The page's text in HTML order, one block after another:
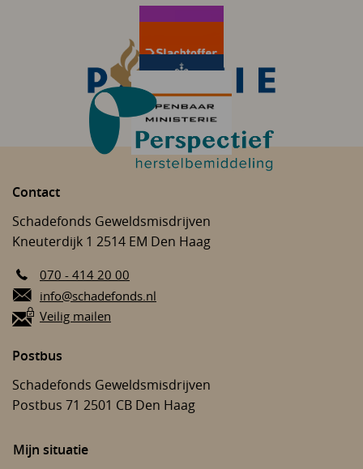
Slachtofferhulp Nederland biedt steun en bij het
aanvragen van een tegemoetkoming.
Op SlachtofferWijzer.nl vindt u een overzicht van
organisaties die u kunnen helpen.
Op politie.nl leest u wat uw rechten zijn en hoe u
aangifte kunt doen.
Op rijksoverheid.nl vindt u betrouwbare
informatie van de overheid op één plek.
Komt er een rechtszaak? Het Openbaar Ministerie
(OM) helpt u met advies.
Perspectief Herstelbemiddeling brengt slachtoffer
en dader met elkaar in contact.
Contact
Schadefonds Geweldsmisdrijven
Kneuterdijk 1 2514 EM Den Haag
070 - 414 20 00
E-mail:
info@schadefonds.nl
Veilig mailen
Postbus
Schadefonds Geweldsmisdrijven
Postbus 71 2501 CB Den Haag
Mijn situatie